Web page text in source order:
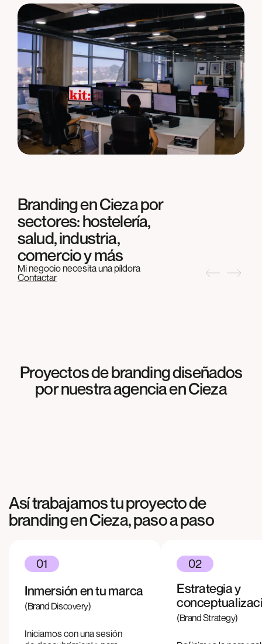
Branding enCiezapor
sectores: hostelería,
salud, industria,
comercio y más
Mi negocio necesita una píldora
Contactar
Proyectos de branding diseñados
por nuestra agencia enCieza
BRANDING
Meliterránea
BRANDING
Así trabajamos tu proyecto de
branding enCieza, paso a paso
01
Inmersión en tu marca
(Brand Discovery)
Iniciamos con una sesión
02
Estrategia y
(Brand Strategy)